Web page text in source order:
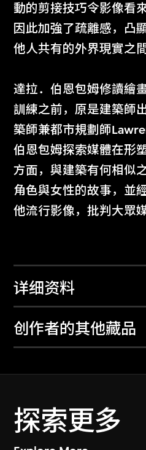
動的剪接技巧令影像看
因此加強了疏離感，凸
他人共有的外界現實之
達拉．伯恩包姆修讀繪
訓練之前，原是建築師
築師兼都市規劃師
伯恩包姆探索媒體在形
方面，與建築有何相似
角色與女性的故事，並
他流行影像，批判大眾
详细资料
创作者的其他藏品
探索更多